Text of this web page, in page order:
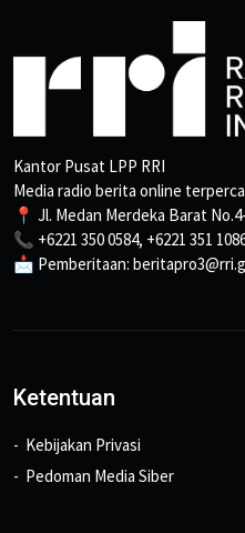
Kantor Pusat LPP RRI
Media radio berita online
📍 Jl. Medan Merdeka Barat
📞 +6221 350 0584, +6221 351
📩 Pemberitaan:
Ketentuan
Kebijakan Privasi
Pedoman Media Siber